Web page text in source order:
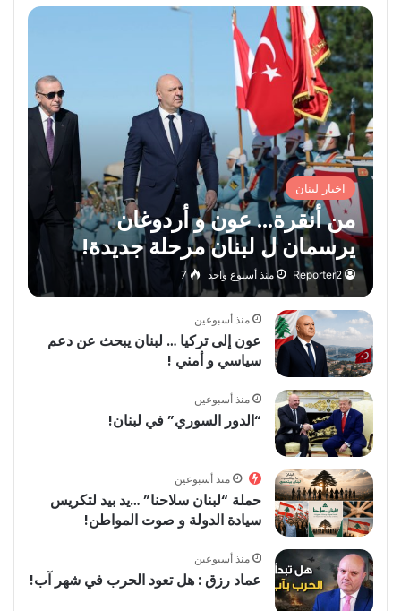
اخبار لبنان
من أنقرة… عون و أردوغان
يرسمان ل لبنان مرحلة جديدة!
Reporter2 منذ أسبوع واحد 7
منذ أسبوعين
عون إلى تركيا … لبنان يبحث عن دعم
سياسي و أمني !
منذ أسبوعين
“الدور السوري” في لبنان!
منذ أسبوعين
حملة “لبنان سلاحنا” …يد بيد لتكريس
سيادة الدولة و صوت المواطن!
منذ أسبوعين
عماد رزق : هل تعود الحرب في شهر آب!